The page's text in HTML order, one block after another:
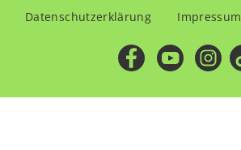
Fußzeilenmenü
Datenschutzerklärung Impressum